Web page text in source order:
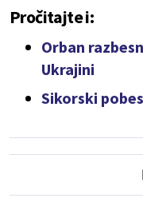
Pročitajte i:
Orban
Ukrajini
Sikorski